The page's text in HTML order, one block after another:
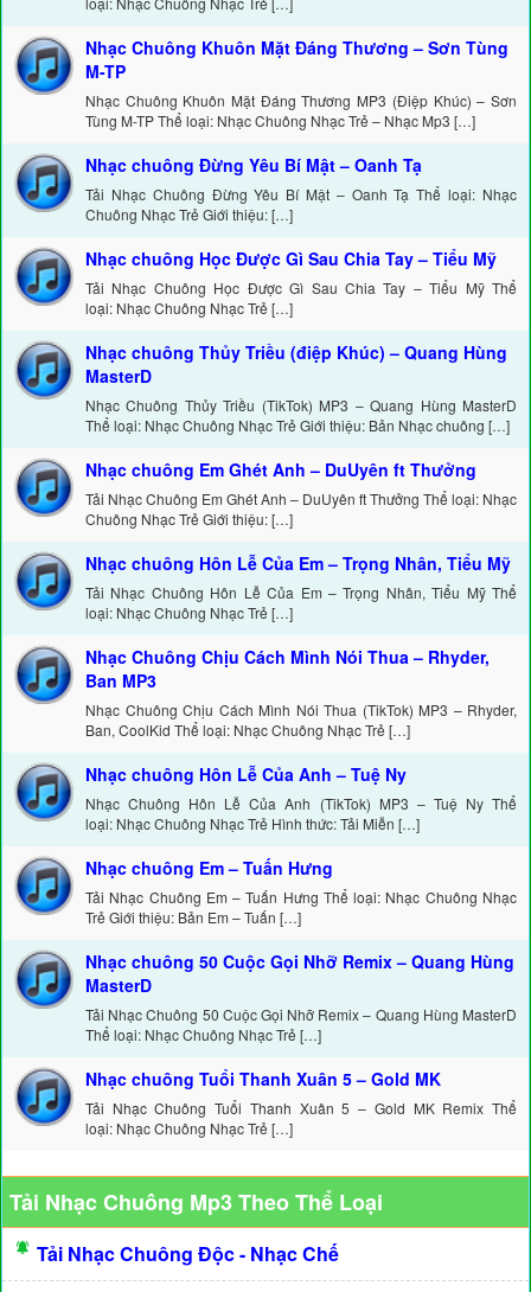
Nhạc Chuông Khuôn Mặt Đáng Thương – Sơn Tùng
M-TP
Nhạc Chuông Khuôn Mặt Đáng Thương MP3 (Điệp Khúc) – Sơn
Tùng M-TP Thể loại: Nhạc Chuông Nhạc Trẻ – Nhạc Mp3 […]
Nhạc chuông Đừng Yêu Bí Mật – Oanh Tạ
Tải Nhạc Chuông Đừng Yêu Bí Mật – Oanh Tạ Thể loại: Nhạc
Chuông Nhạc Trẻ Giới thiệu: […]
Nhạc chuông Học Được Gì Sau Chia Tay – Tiểu Mỹ
Tải Nhạc Chuông Học Được Gì Sau Chia Tay – Tiểu Mỹ Thể
loại: Nhạc Chuông Nhạc Trẻ […]
Nhạc chuông Thủy Triều (điệp Khúc) – Quang Hùng
MasterD
Nhạc Chuông Thủy Triều (TikTok) MP3 – Quang Hùng MasterD
Thể loại: Nhạc Chuông Nhạc Trẻ Giới thiệu: Bản Nhạc chuông […]
Nhạc chuông Em Ghét Anh – DuUyên ft Thưởng
Tải Nhạc Chuông Em Ghét Anh – DuUyên ft Thưởng Thể loại: Nhạc
Chuông Nhạc Trẻ Giới thiệu: […]
Nhạc chuông Hôn Lễ Của Em – Trọng Nhân, Tiểu Mỹ
Tải Nhạc Chuông Hôn Lễ Của Em – Trọng Nhân, Tiểu Mỹ Thể
loại: Nhạc Chuông Nhạc Trẻ […]
Nhạc Chuông Chịu Cách Mình Nói Thua – Rhyder,
Ban MP3
Nhạc Chuông Chịu Cách Mình Nói Thua (TikTok) MP3 – Rhyder,
Ban, CoolKid Thể loại: Nhạc Chuông Nhạc Trẻ […]
Nhạc chuông Hôn Lễ Của Anh – Tuệ Ny
Nhạc Chuông Hôn Lễ Của Anh (TikTok) MP3 – Tuệ Ny Thể
loại: Nhạc Chuông Nhạc Trẻ Hình thức: Tải Miễn […]
Nhạc chuông Em – Tuấn Hưng
Tải Nhạc Chuông Em – Tuấn Hưng Thể loại: Nhạc Chuông Nhạc
Trẻ Giới thiệu: Bản Em – Tuấn […]
Nhạc chuông 50 Cuộc Gọi Nhỡ Remix – Quang Hùng
MasterD
Tải Nhạc Chuông 50 Cuộc Gọi Nhỡ Remix – Quang Hùng MasterD
Thể loại: Nhạc Chuông Nhạc Trẻ […]
Nhạc chuông Tuổi Thanh Xuân 5 – Gold MK
Tải Nhạc Chuông Tuổi Thanh Xuân 5 – Gold MK Remix Thể
loại: Nhạc Chuông Nhạc Trẻ […]
Tải Nhạc Chuông Mp3 Theo Thể Loại
Tải Nhạc Chuông Độc - Nhạc Chế